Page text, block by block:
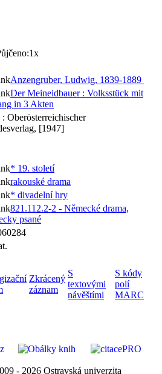
Anzengruber, Ludwig, 1839-1889
Der Meineidbauer : Volksstück mit
in 3 Akten
Oberösterreichischer
[1947]
* 19. století
rakouské drama
* divadelní hry
821.112.2-2 - Německé drama,
psané
Zkrácený
záznam
S
textovými
návěštími
S kódy
polí
MARC
- 2026 Ostravská univerzita